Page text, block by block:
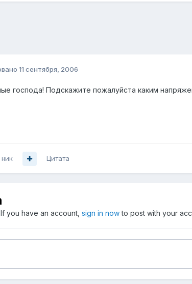
11 сентября, 2006
господа! Подскажите пожалуйста каким
ник Цитата
you have an account, sign in nowto post with your